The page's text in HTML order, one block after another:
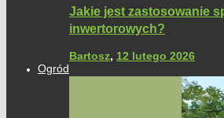
Jakie jest zastosowanie
inwertorowych?
Bartosz, 12 lutego 2026
Ogród